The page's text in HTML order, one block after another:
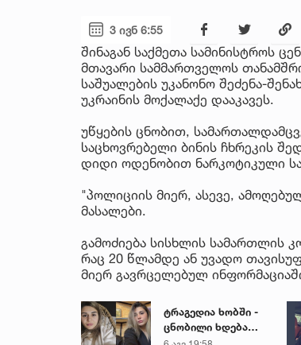
3 ივნ 6:55
შინაგან საქმეთა სამინისტროს
მთავარი სამმართველოს
საშუალების უკანონო შეძენა-
უკრაინის მოქალაქე დააკავეს.
უწყების ცნობით,
საცხოვრებელი ბინის ჩხრეკის
დიდი ოდენობით ნარკოტიკული
"პოლიციის მიერ, ასევე,
მასალები.
გამოძიება სისხლის სამართლის
რაც 20 წლამდე ან უვადო
მიერ გავრცელებულ
ტრაგედია ხობში -
ცნობილი ხდება
დაღუპული დედა-